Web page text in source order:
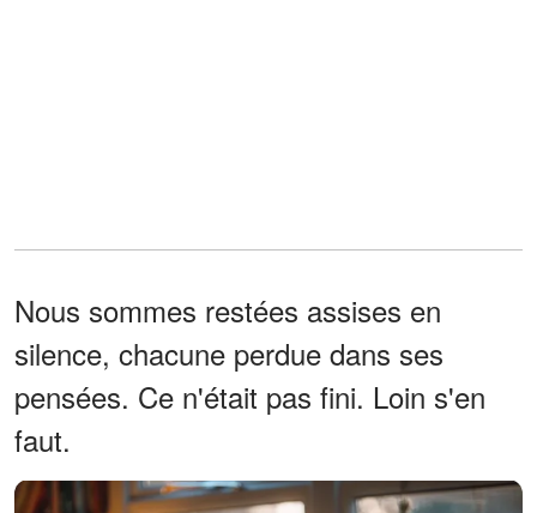
Nous sommes restées assises en
silence, chacune perdue dans ses
pensées. Ce n'était pas fini. Loin s'en
faut.